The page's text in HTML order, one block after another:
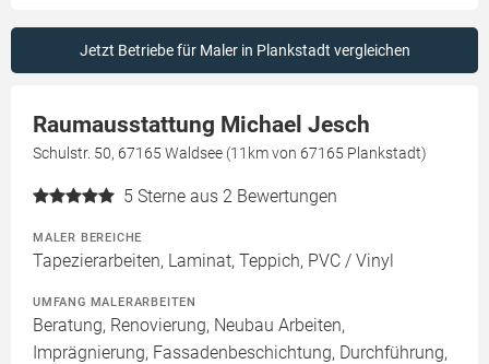
Jetzt Betriebe für Maler in Plankstadt vergleichen
Raumausstattung Michael Jesch
Schulstr. 50, 67165 Waldsee (11km von 67165 Plankstadt)
5 Sterne aus 2 Bewertungen
MALER BEREICHE
Tapezierarbeiten, Laminat, Teppich, PVC / Vinyl
UMFANG MALERARBEITEN
Beratung, Renovierung, Neubau Arbeiten,
Imprägnierung, Fassadenbeschichtung, Durchführung,